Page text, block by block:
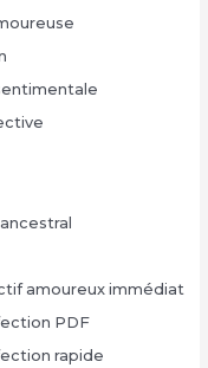
amoureux immédiat
PDF
rapide